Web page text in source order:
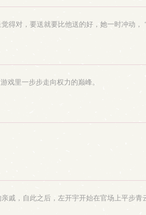
得对，要送就要比他送的好，她一时冲动，
戏里一步步走向权力的巅峰。
戚，自此之后，左开宇开始在官场上平步青